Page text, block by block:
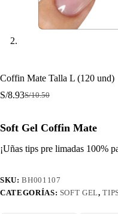
Coffin Mate Talla L (120 und)
S/10.50
El
era:
S/10.50.
S/8.93El
es:
S/8.93.
Soft Gel Coffin Mate
¡Uñas tips pre limadas 100%
SKU:BH001107
CATEGORÍAS: SOFT GEL,